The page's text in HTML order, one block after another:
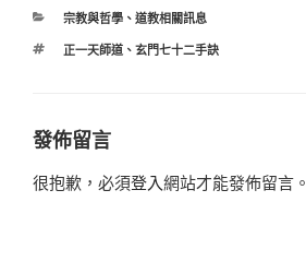
分
宗教與哲學、 道教相關訊息
標
正一天師道、 玄門七十二手訣
發佈留言
很抱歉，必須登入網站才能發佈留言。